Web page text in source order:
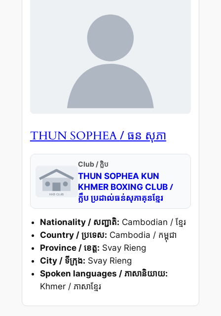
THUN SOPHEA/ ធន សុភា
Club / ក្លិប
THUN SOPHEA KUN
KHMER BOXING CLUB /
ក្លឹប ប្រដាល់ធន់សុភាគុនខ្មែរ
Nationality / សញ្ជាតិ: Cambodian / ខ្មែរ
Country / ប្រទេស: Cambodia / កម្ពុជា
Province / ខេត្ត: Svay Rieng
City / ទីក្រុង: Svay Rieng
Spoken languages / ភាសានិយាយ:
Khmer / ភាសាខ្មែរ